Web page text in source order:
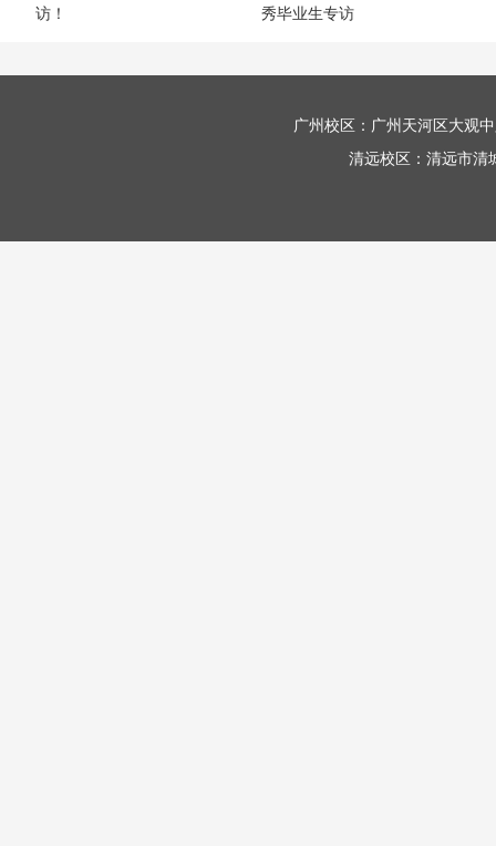
访！
秀毕业生专访
广州校区： 广州天河区大观
清远校区： 清远市清